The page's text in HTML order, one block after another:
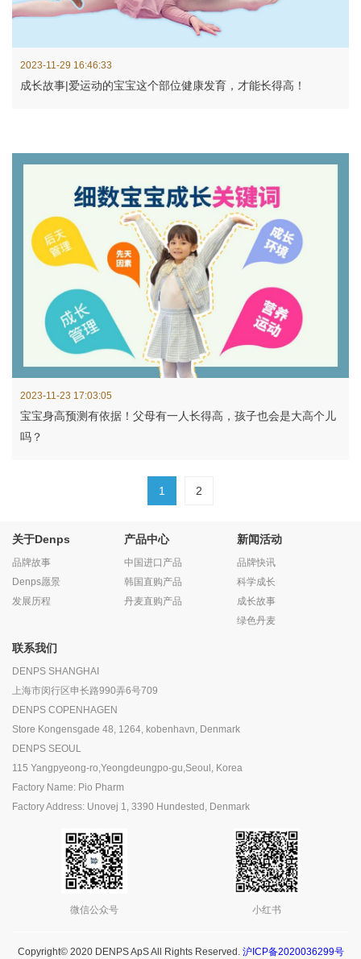
2023-11-29 16:46:33
成长故事|爱运动的宝宝这个部位健康发育，才能长得高！
2023-11-23 17:03:05
宝宝身高预测有依据！父母有一人长得高，孩子也会是大高个儿
吗？
1 2
关于Denps
品牌故事
Denps愿景
发展历程
产品中心
中国进口产品
韩国直购产品
丹麦直购产品
新闻活动
品牌快讯
科学成长
成长故事
绿色丹麦
联系我们
DENPS SHANGHAI
上海市闵行区申长路990弄6号709
DENPS COPENHAGEN
Store Kongensgade 48, 1264, kobenhavn, Denmark
DENPS SEOUL
115 Yangpyeong-ro,Yeongdeungpo-gu,Seoul, Korea
Factory Name: Pio Pharm
Factory Address: Unovej 1, 3390 Hundested, Denmark
微信公众号 小红书
Copyright© 2020 DENPS ApS All Rights Reserved. 沪ICP备2020036299号